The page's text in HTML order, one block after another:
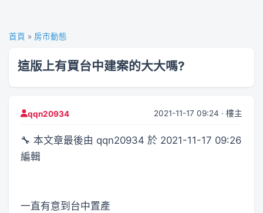
首頁 » 房市動態
這版上有買台中建案的大大嗎?
qqn20934 2021-11-17 09:24 · 樓主
🔧 本文章最後由 qqn20934 於 2021-11-17 09:26
編輯
一直有意到台中置產